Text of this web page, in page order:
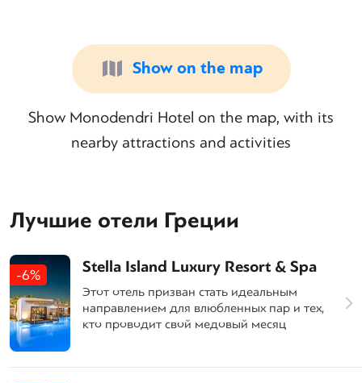
Show on the map
Show Monodendri Hotel on the map, with its
nearby attractions and activities
Лучшие отели Греции
-6% Stella Island Luxury Resort & Spa
Этот отель призван стать идеальным
направлением для влюбленных пар и тех,
кто проводит свой медовый месяц